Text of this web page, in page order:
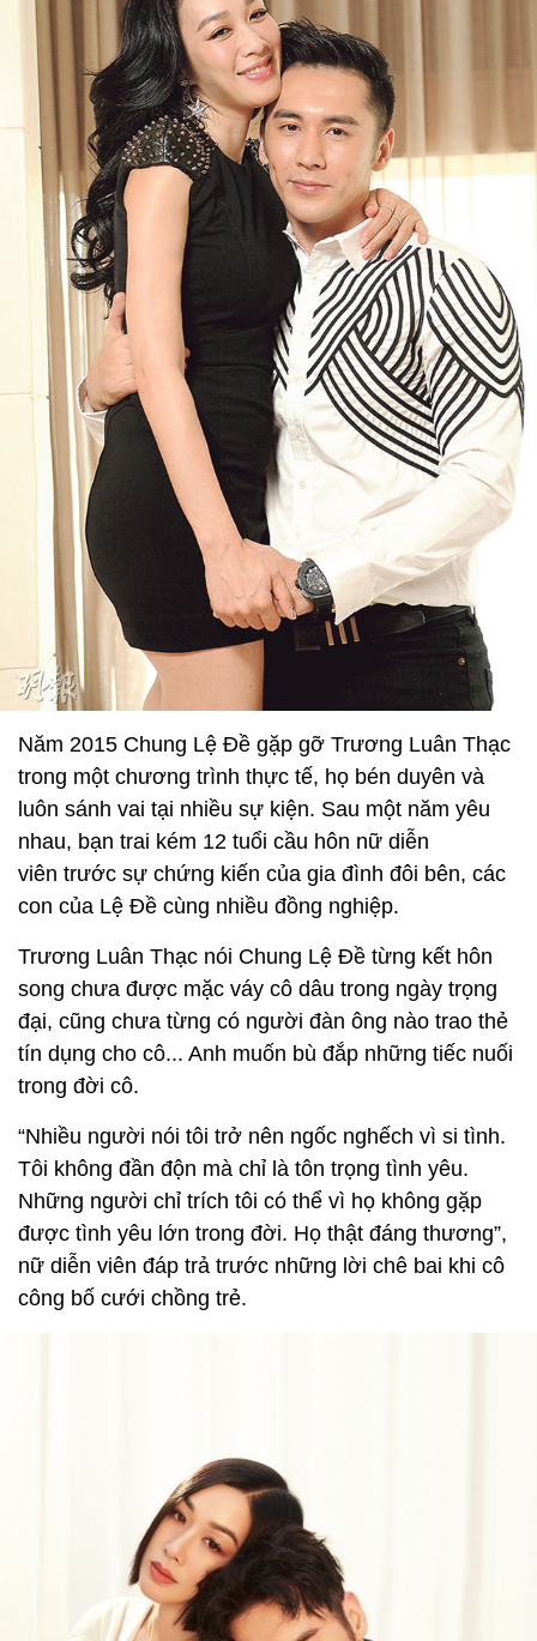
Năm 2015 Chung Lệ Đề gặp gỡ Trương Luân Thạc
trong một chương trình thực tế, họ bén duyên và
luôn sánh vai tại nhiều sự kiện. Sau một năm yêu
nhau, bạn trai kém 12 tuổi cầu hôn nữ diễn
viên trước sự chứng kiến của gia đình đôi bên, các
Trương Luân Thạc nói Chung Lệ Đề từng kết hôn
song chưa được mặc váy cô dâu trong ngày trọng
đại, cũng chưa từng có người đàn ông nào trao thẻ
tín dụng cho cô... Anh muốn bù đắp những tiếc nuối
trong đời cô.
“Nhiều người nói tôi trở nên ngốc nghếch vì si tình.
Tôi không đần độn mà chỉ là tôn trọng tình yêu.
Những người chỉ trích tôi có thể vì họ không gặp
được tình yêu lớn trong đời. Họ thật đáng thương”,
nữ diễn viên đáp trả trước những lời chê bai khi cô